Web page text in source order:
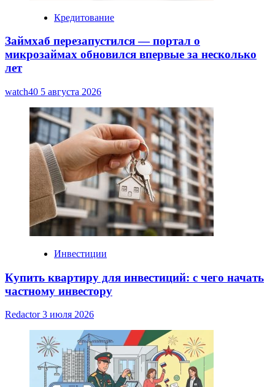
Кредитование
Займхаб перезапустился — портал о
микрозаймах обновился впервые за несколько
лет
watch40 5 августа 2026
Инвестиции
Купить квартиру для инвестиций: с чего начать
частному инвестору
Redactor3 июля 2026